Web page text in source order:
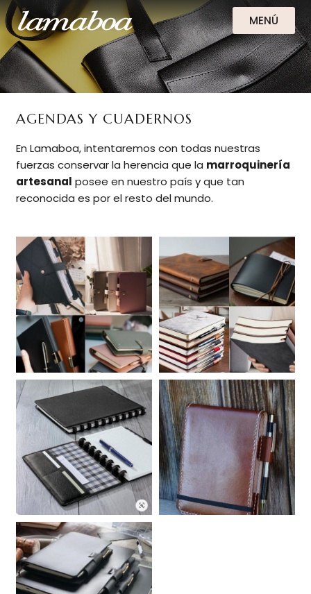
MENÚ
AGENDAS Y CUADERNOS
En Lamaboa, intentaremos con todas nuestras
fuerzas conservar la herencia que la marroquinería
artesanal posee en nuestro país y que tan
reconocida es por el resto del mundo.